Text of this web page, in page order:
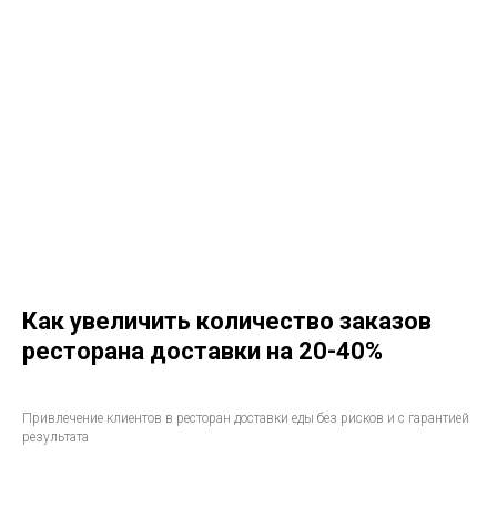
Как увеличить количество заказов
ресторана доставки на 20-40%
Привлечение клиентов в ресторан доставки еды без рисков и с гарантией
результата